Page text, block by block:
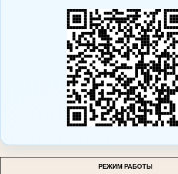
РЕЖИМ РАБОТЫ